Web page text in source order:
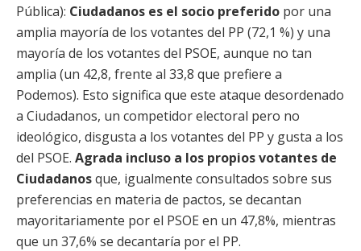
Pública): Ciudadanos es el socio preferido por una
amplia mayoría de los votantes del PP (72,1 %) y una
mayoría de los votantes del PSOE, aunque no tan
amplia (un 42,8, frente al 33,8 que prefiere a
Podemos). Esto significa que este ataque desordenado
a Ciudadanos, un competidor electoral pero no
ideológico, disgusta a los votantes del PP y gusta a los
del PSOE. Agrada incluso a los propios votantes de
Ciudadanosque, igualmente consultados sobre sus
preferencias en materia de pactos, se decantan
mayoritariamente por el PSOE en un 47,8%, mientras
que un 37,6% se decantaría por el PP.